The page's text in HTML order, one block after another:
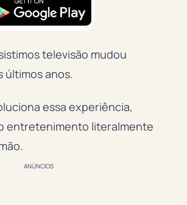
televisão mudou
últimos anos.
essa experiência,
entretenimento literalmente
ANÚNCIOS